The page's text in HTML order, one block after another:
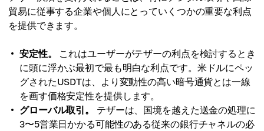
貿易に従事する企業や個人にとっていくつかの重要な利点
を提供できます。
安定性。
これはユーザーがテザーの利点を検討するとき
に頭に浮かぶ最初で最も明白な利点です。米ドルにペッ
グされたUSDTは、より変動性の高い暗号通貨とは一線
を画す価格安定性を提供します。
グローバル取引。
テザーは、国境を越えた送金の処理に
3〜5営業日かかる可能性のある従来の銀行チャネルの必